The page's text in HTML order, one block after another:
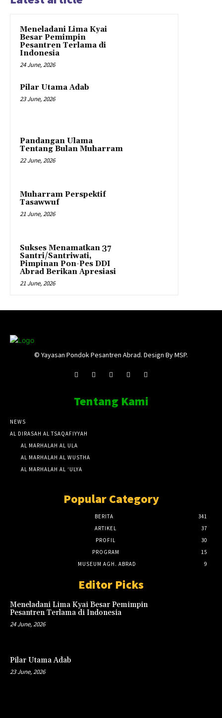
Meneladani Lima Kyai
Besar Pemimpin
Pesantren Terlama di
Indonesia
24 June, 2026
Pilar Utama Adab
23 June, 2026
Pandangan Ulama
Tentang Bulan Muharram
22 June, 2026
Muharram Perspektif
Tasawwuf
21 June, 2026
Sukses Menamatkan 37
Santri/Santriwati,
Pimpinan Pon-Pes DDI
Abrad Berikan Apresiasi
21 June, 2026
© Yayasan Pondok Pesantren Abrad. Design By MSP.
Tentang Kami
NEWS
AL DIRASAH AL TSAQAFIYYAH
AL MARHALAH AL ULA
AL MARHALAH AL WUSTHA
AL MARHALAH AL ‘ULYA
Popular Category
BERITA
341
ARTIKEL
37
PROFIL
30
PROGRAM
15
MUSEUM AGH. ABRAD
9
Editor Picks
Meneladani Lima Kyai Besar Pemimpin
Pesantren Terlama di Indonesia
24 June, 2026
Pilar Utama Adab
23 June, 2026